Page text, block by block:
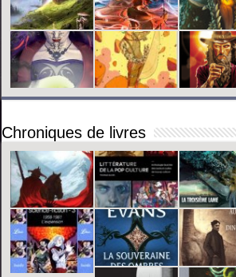
Chroniques de livres